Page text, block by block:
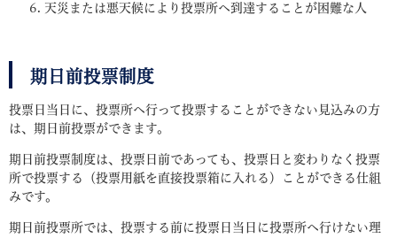
天災または悪天候により投票所へ到達することが困難な人
期日前投票制度
投票日当日に、投票所へ行って投票することができない見込みの方
は、期日前投票ができます。
期日前投票制度は、投票日前であっても、投票日と変わりなく投票
所で投票する（投票用紙を直接投票箱に入れる）ことができる仕組
みです。
期日前投票所では、投票する前に投票日当日に投票所へ行けない理